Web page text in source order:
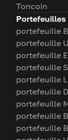
Toncoin
Portefeuilles
portefeuille
portefeuille
portefeuille
portefeuille
portefeuille
portefeuille
portefeuille
portefeuille
portefeuille